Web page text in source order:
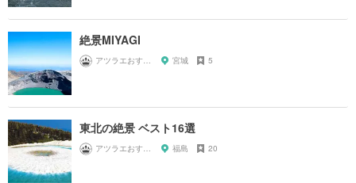
絶景MIYAGI
アツラエおすすめ旅プラン！ 宮城 5
東北の絶景 ベスト16選
アツラエおすすめ旅プラン！ 福島 20